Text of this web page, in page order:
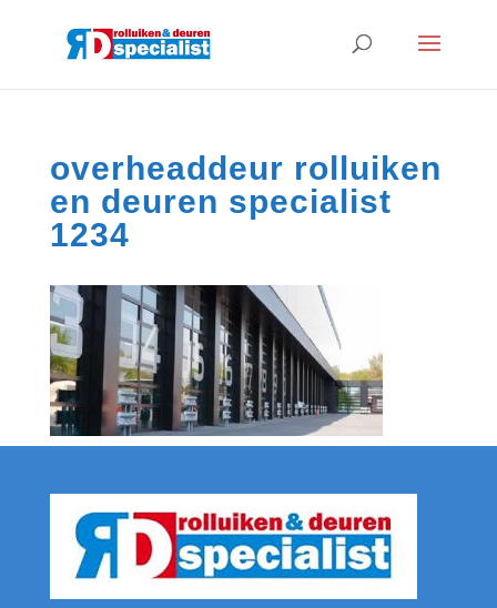
overheaddeur rolluiken
en deuren specialist
1234